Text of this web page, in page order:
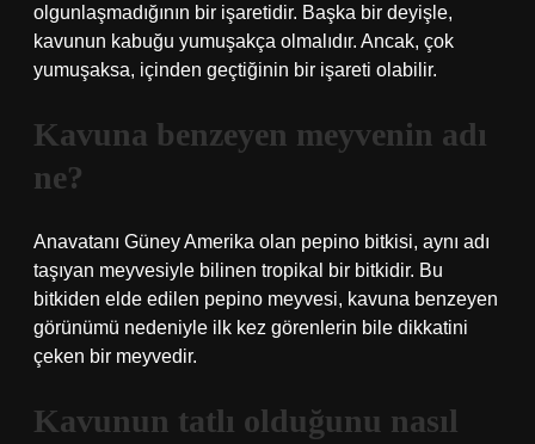
olgunlaşmadığının bir işaretidir. Başka bir deyişle,
kavunun kabuğu yumuşakça olmalıdır. Ancak, çok
yumuşaksa, içinden geçtiğinin bir işareti olabilir.
Kavuna benzeyen meyvenin adı
ne?
Anavatanı Güney Amerika olan pepino bitkisi, aynı adı
taşıyan meyvesiyle bilinen tropikal bir bitkidir. Bu
bitkiden elde edilen pepino meyvesi, kavuna benzeyen
görünümü nedeniyle ilk kez görenlerin bile dikkatini
çeken bir meyvedir.
Kavunun tatlı olduğunu nasıl